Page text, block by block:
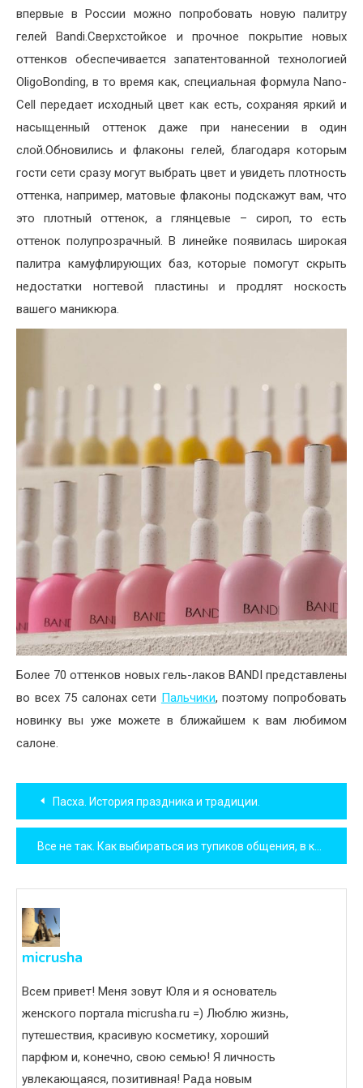
впервые в России можно попробовать новую палитру
гелей Bandi.Сверхстойкое и прочное покрытие новых
оттенков обеспечивается запатентованной технологией
OligoBonding, в то время как, специальная формула Nano-
Cell передает исходный цвет как есть, сохраняя яркий и
насыщенный оттенок даже при нанесении в один
слой.Обновились и флаконы гелей, благодаря которым
гости сети сразу могут выбрать цвет и увидеть плотность
оттенка, например, матовые флаконы подскажут вам, что
это плотный оттенок, а глянцевые – сироп, то есть
оттенок полупрозрачный. В линейке появилась широкая
палитра камуфлирующих баз, которые помогут скрыть
недостатки ногтевой пластины и продлят носкость
вашего маникюра.
Более 70 оттенков новых гель-лаков BANDI представлены
во всех 75 салонах сети Пальчики, поэтому попробовать
новинку вы уже можете в ближайшем к вам любимом
салоне.
Навигация
по
записям
Пасха. История праздника и традиции.
Все не так. Как выбираться из тупиков общения, в которые мы сами себя загоняем
micrusha
Всем привет! Меня зовут Юля и я основатель
женского портала micrusha.ru =) Люблю жизнь,
путешествия, красивую косметику, хороший
парфюм и, конечно, свою семью! Я личность
увлекающаяся, позитивная! Рада новым